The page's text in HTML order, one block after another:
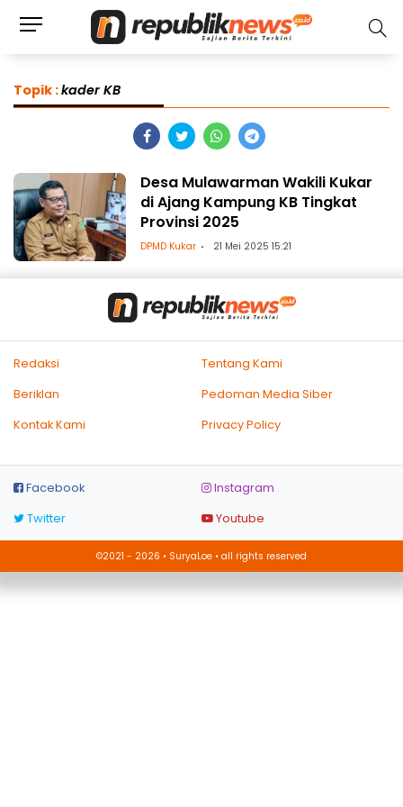
Topik :kader KB
Desa Mulawarman Wakili Kukar
di Ajang Kampung KB Tingkat
Provinsi 2025
DPMD Kukar 21 Mei 2025 15:21
Redaksi
Tentang Kami
Beriklan
Pedoman Media Siber
Kontak Kami
Privacy Policy
Facebook
Instagram
Twitter
Youtube
©2021 - 2026 • SuryaLoe • all rights reserved